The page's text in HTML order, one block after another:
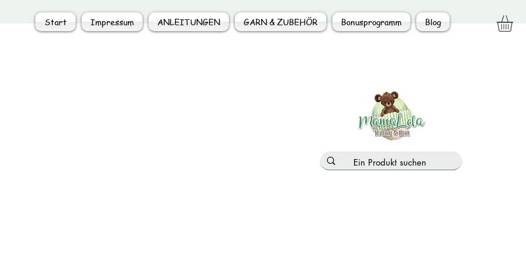
Start Impressum ANLEITUNGEN GARN & ZUBEHÖR Bonusprogramm Blog